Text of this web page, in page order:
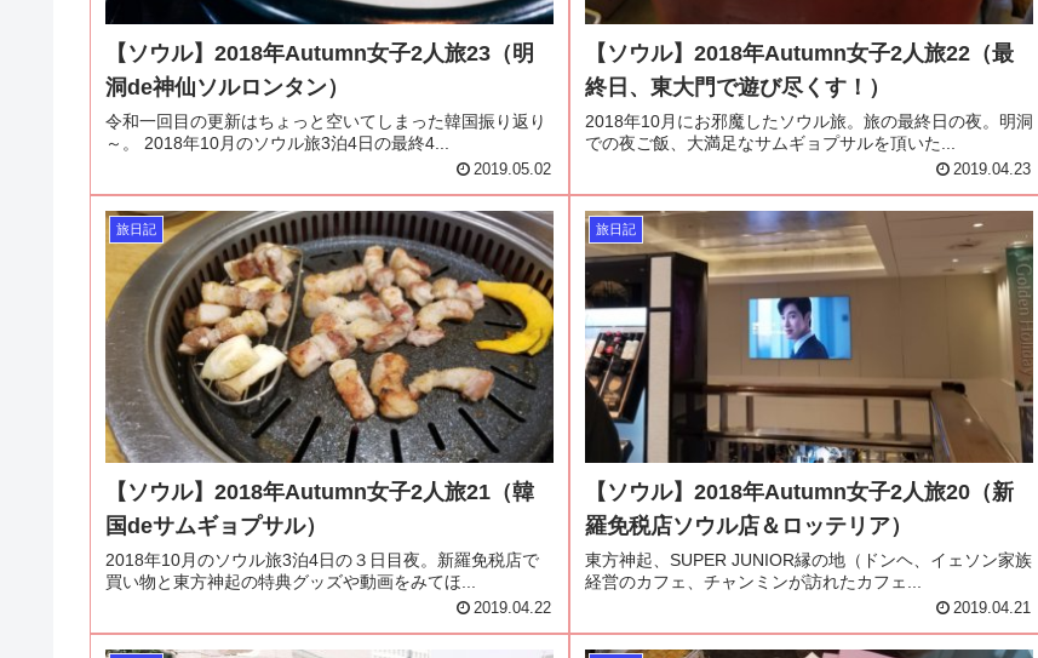
【ソウル】2018年Autumn女子2人旅23（明
洞de神仙ソルロンタン）
令和一回目の更新はちょっと空いてしまった韓国振り返り
～。 2018年10月のソウル旅3泊4日の最終4...
2019.05.02
【ソウル】2018年Autumn女子2人旅22（最
終日、東大門で遊び尽くす！）
2018年10月にお邪魔したソウル旅。旅の最終日の夜。明洞
での夜ご飯、大満足なサムギョプサルを頂いた...
2019.04.23
旅日記
【ソウル】2018年Autumn女子2人旅21（韓
国deサムギョプサル）
2018年10月のソウル旅3泊4日の３日目夜。新羅免税店で
買い物と東方神起の特典グッズや動画をみてほ...
2019.04.22
旅日記
【ソウル】2018年Autumn女子2人旅20（新
羅免税店ソウル店＆ロッテリア）
東方神起、SUPER JUNIOR縁の地（ドンヘ、イェソン家族
経営のカフェ、チャンミンが訪れたカフェ...
2019.04.21